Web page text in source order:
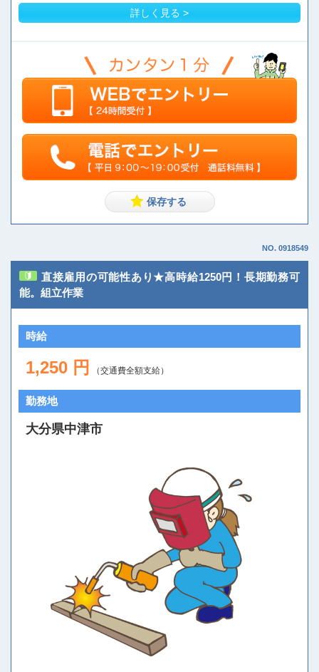
詳しく見る >
NO. 0918549
直接雇用の可能性あり★高時給1250円！長期勤務可
能。組立作業
時給
1,250 円 （交通費全額支給）
勤務地
大分県中津市